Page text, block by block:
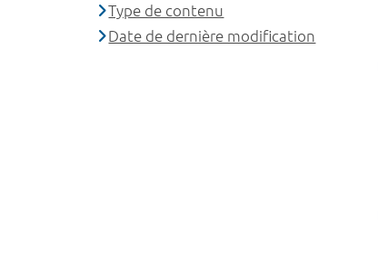
Type de contenu
Date de dernière modification